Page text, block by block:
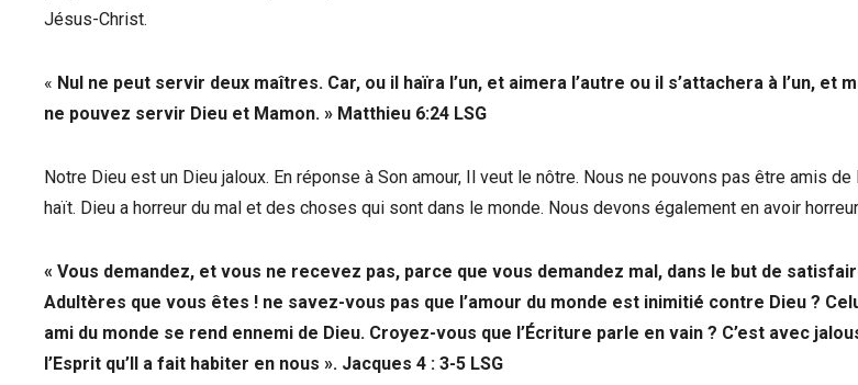
Jésus-Christ.
« Nul ne peut servir deux maîtres. Car, ou il haïra l’un, et aimera l’autre ou il s’attachera à l’un, et
ne pouvez servir Dieu et Mamon. » Matthieu 6:24 LSG
Notre Dieu est un Dieu jaloux. En réponse à Son amour, Il veut le nôtre. Nous ne pouvons pas être amis de
haït. Dieu a horreur du mal et des choses qui sont dans le monde. Nous devons également en avoir
« Vous demandez, et vous ne recevez pas, parce que vous demandez mal, dans le but de
Adultères que vous êtes ! ne savez-vous pas que l’amour du monde est inimitié contre Dieu ?
ami du monde se rend ennemi de Dieu. Croyez-vous que l’Écriture parle en vain ? C’est avec
l’Esprit qu’Il a fait habiter en nous ». Jacques 4 : 3-5 LSG